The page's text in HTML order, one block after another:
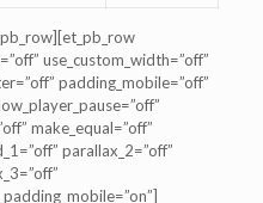
use_custom_width=”off”
padding_mobile=”off”
make_equal=”off”
parallax_2=”off”